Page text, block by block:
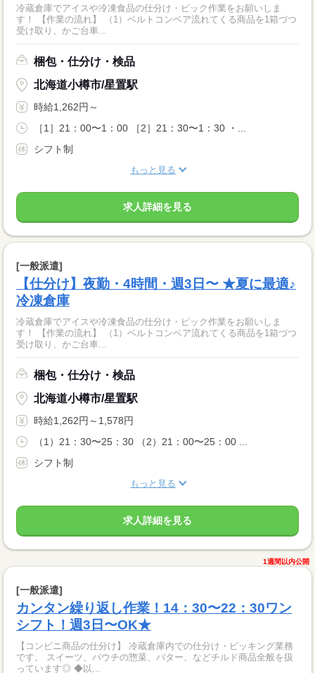
冷蔵倉庫でアイスや冷凍食品の仕分け・ピック作業をお願いしま
す！ 【作業の流れ】 （1）ベルトコンベア流れてくる商品を1箱づつ
受け取り、かご台車...
梱包・仕分け・検品
北海道小樽市/星置駅
時給1,262円～
［1］21：00〜1：00 ［2］21：30〜1：30 ・...
シフト制
もっと見る
求人詳細を見る
[一般派遣]
【仕分け】夜勤・4時間・週3日〜 ★夏に最適♪
冷凍倉庫
冷蔵倉庫でアイスや冷凍食品の仕分け・ピック作業をお願いしま
す！ 【作業の流れ】 （1）ベルトコンベア流れてくる商品を1箱づつ
受け取り、かご台車...
梱包・仕分け・検品
北海道小樽市/星置駅
時給1,262円～1,578円
（1）21：30〜25：30 （2）21：00〜25：00 ...
シフト制
もっと見る
求人詳細を見る
1週間以内公開
[一般派遣]
カンタン繰り返し作業！14：30〜22：30ワン
シフト！週3日〜OK★
【コンビニ商品の仕分け】 冷蔵倉庫内での仕分け・ピッキング業務
です。 スイーツ、パウチの惣菜、バター、などチルド商品全般を扱
っています◎ ◆以...